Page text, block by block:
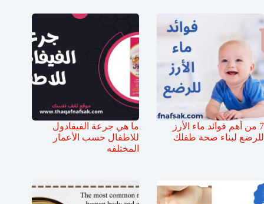
7 من أهم فوائد ماء الأرز
للرضع لبناء صحة طفلك
ما هي جرعة الفيفادول
للاطفال حسب الأعمار
المختلفه